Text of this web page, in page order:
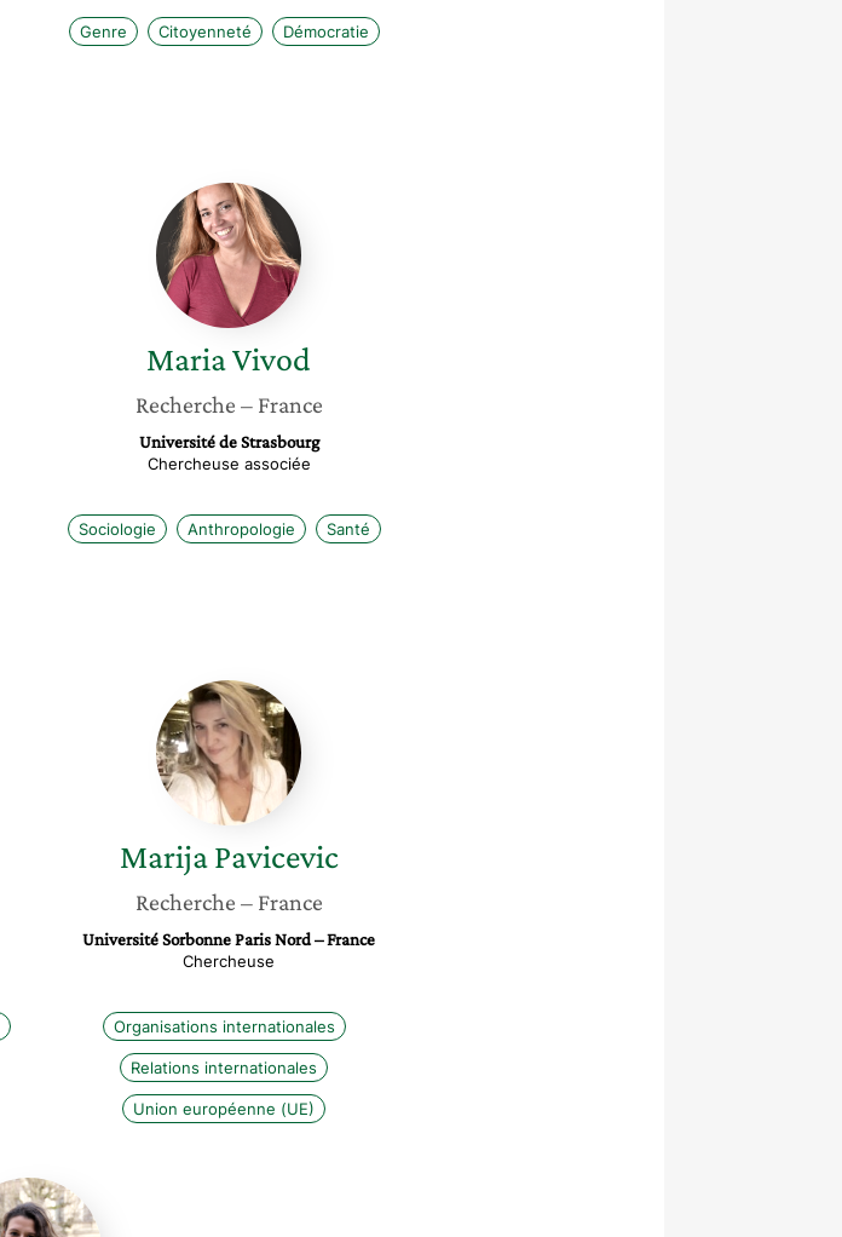
Genre Citoyenneté Démocratie
Maria
Vivod
MariaVivod
Recherche – France
Université de Strasbourg
Chercheuse associée
Sociologie Anthropologie Santé
Marija
Pavicevic
Marija Pavicevic
Recherche – France
Université Sorbonne Paris Nord – France
Chercheuse
Organisations internationales
Relations internationales
Union européenne (UE)
Louise
Amoris